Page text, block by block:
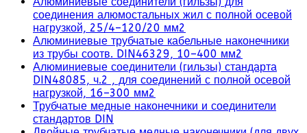
соединения алюмостальных жил с полной осевой
нагрузкой, 25/4–120/20 мм2
Алюминиевые трубчатые кабельные наконечники
из трубы соотв. DIN46329, 10–400 мм2
Алюминиевые соединители (гильзы) стандарта
DIN48085, ч.2 , для соединений с полной осевой
нагрузкой, 16–300 мм2
Трубчатые медные наконечники и соединители
стандартов DIN